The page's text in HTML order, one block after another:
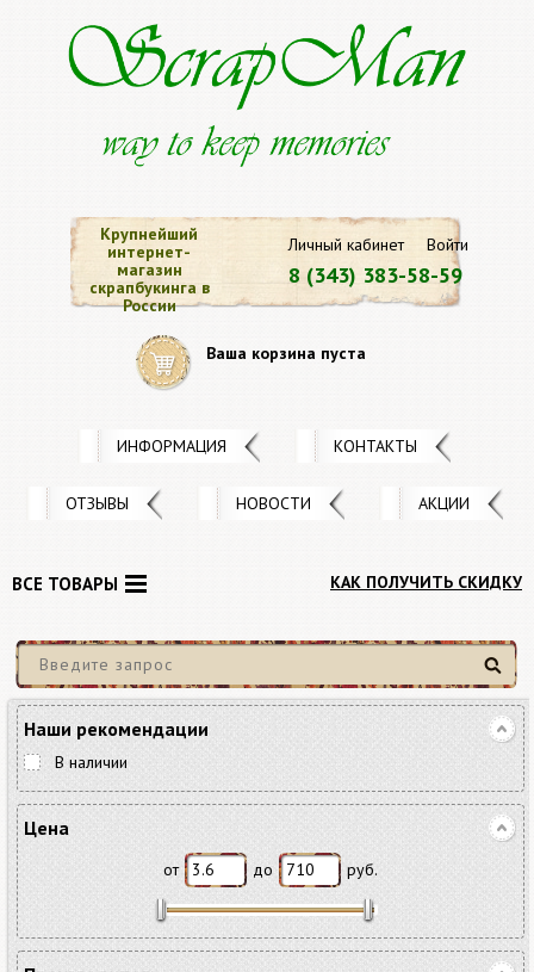
Личный кабинет Войти
8 (343) 383-58-59
Крупнейший
интернет-
магазин
скрапбукинга в
России
Ваша корзина пуста
ИНФОРМАЦИЯ КОНТАКТЫ
ОТЗЫВЫ НОВОСТИ АКЦИИ
КАК ПОЛУЧИТЬ СКИДКУ
Найти
ВСЕ ТОВАРЫ
Наши рекомендации
В наличии
Цена
от до руб.